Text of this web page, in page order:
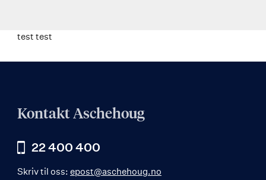
test test
Kontakt Aschehoug
22 400 400
Skriv til oss: epost@aschehoug.no